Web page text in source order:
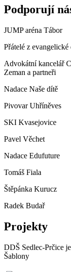
Podporují
JUMP aréna Tábor
Přátelé z
Advokátní kancelář
Zeman a partneři
Nadace Naše dítě
Pivovar Uhříněves
SKI Kvasejovice
Pavel Věchet
Nadace Edufuture
Tomáš Fiala
Štěpánka Kurucz
Radek Budař
Projekty
DDŠ Sedlec-Prčice
Šablony